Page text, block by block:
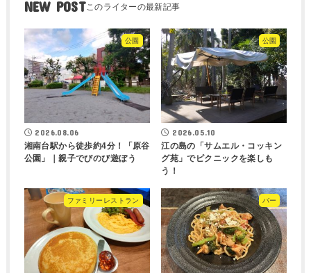
NEW POST
公園
2026.08.06
湘南台駅から徒歩約4分！「原谷
公園」｜親子でびのび遊ぼう
公園
2026.05.10
江の島の「サムエル・コッキン
グ苑」でピクニックを楽しも
う！
ファミリーレストラン バー